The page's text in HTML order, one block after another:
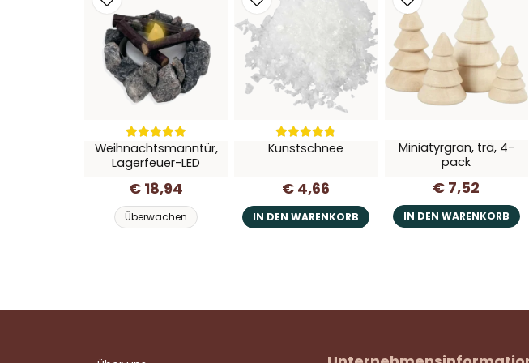
Weihnachtsmanntür,
Lagerfeuer-LED
€ 18,94
Überwachen
Kunstschnee
€ 4,66
IN DEN WARENKORB
Miniatyrgran, trä, 4-
pack
€ 7,52
IN DEN WARENKORB